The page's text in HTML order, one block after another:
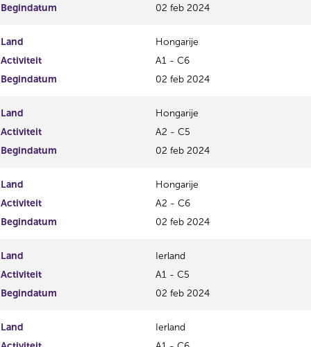
Begindatum
02 feb 2024
Land
Hongarije
Activiteit
A1 - C6
Begindatum
02 feb 2024
Land
Hongarije
Activiteit
A2 - C5
Begindatum
02 feb 2024
Land
Hongarije
Activiteit
A2 - C6
Begindatum
02 feb 2024
Land
Ierland
Activiteit
A1 - C5
Begindatum
02 feb 2024
Land
Ierland